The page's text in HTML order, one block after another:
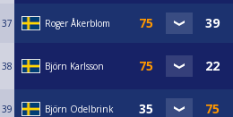
37 Roger Åkerblom
38 Björn Karlsson
39 Björn Odelbrink